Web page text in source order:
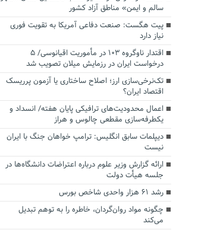
سالم و ایمن» مناطق آزاد کشور
پیت هگست: صنعت دفاعی آمریکا به تقویت فوری
نیاز دارد
اقتدار ناوگروه ۱۰۳ در مأموریت‌ اقیانوسی/ ۵
درخواست ایران در رزمایش میلان تصویب شد
تک‌نرخی‌سازی ارز؛ اصلاح ساختاری یا آزمون پرریسک
اقتصاد ایران؟
اعمال محدودیت‌های ترافیکی پایان هفته/ انسداد و
یکطرفه‌سازی مقطعی چالوس و هراز
دیپلمات سابق انگلیس:‌ ترامپ خواهان جنگ با ایران
نیست
ارائه گزارش وزیر علوم درباره اعتراضات دانشگاه‌ها در
جلسه هیأت دولت
رشد ۶۱ هزار واحدی شاخص بورس
چگونه مواد روان‌گردان، خاطره را به توهم تبدیل
می‌کند